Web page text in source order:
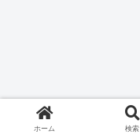
ホーム 検索